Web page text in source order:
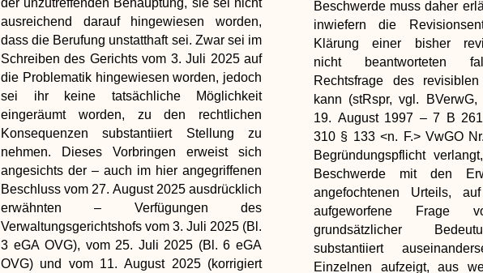
ausreichend darauf hingewiesen worden,
dass die Berufung unstatthaft sei. Zwar sei im
Schreiben des Gerichts vom 3. Juli 2025 auf
die Problematik hingewiesen worden, jedoch
sei ihr keine tatsächliche Möglichkeit
eingeräumt worden, zu den rechtlichen
Konsequenzen substantiiert Stellung zu
nehmen. Dieses Vorbringen erweist sich
angesichts der – auch im hier angegriffenen
Beschluss vom 27. August 2025 ausdrücklich
erwähnten – Verfügungen des
Verwaltungsgerichtshofs vom 3. Juli 2025 (Bl.
3 eGA OVG), vom 25. Juli 2025 (Bl. 6 eGA
OVG) und vom 11. August 2025 (korrigiert
Beschwerde muss daher
inwiefern die
Klärung einer bisher
nicht beantworteten
Rechtsfrage des
kann (stRspr, vgl.
19. August 1997 – 7 B
310 § 133 <n. F.> VwGO
Begründungspflicht
Beschwerde mit den
angefochtenen Urteils,
aufgeworfene Frage
grundsätzlicher
substantiiert
Einzelnen aufzeigt, aus